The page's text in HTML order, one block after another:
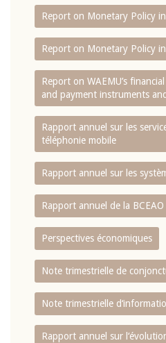
Report on Monetary Policy
Report on Monetary Policy
Report on WAEMU’s
and payment instruments
Rapport annuel sur les
téléphonie mobile
Rapport annuel sur les
Rapport annuel de la BCEAO
Perspectives économiques
Note trimestrielle de
Note trimestrielle
Rapport annuel sur